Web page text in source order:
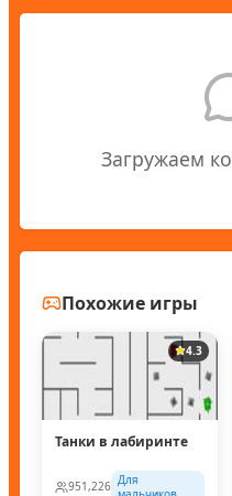
Загружаем
Похожие игры
4.3
Танки в лабиринте
951,226 Для